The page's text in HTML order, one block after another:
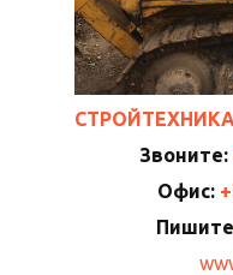
СТРОЙТЕХНИКА
Звоните:
Офис: